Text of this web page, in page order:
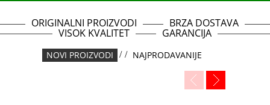
ORIGINALNI PROIZVODI BRZA DOSTAVA
VISOK KVALITET GARANCIJA
NOVI PROIZVODI / / NAJPRODAVANIJE